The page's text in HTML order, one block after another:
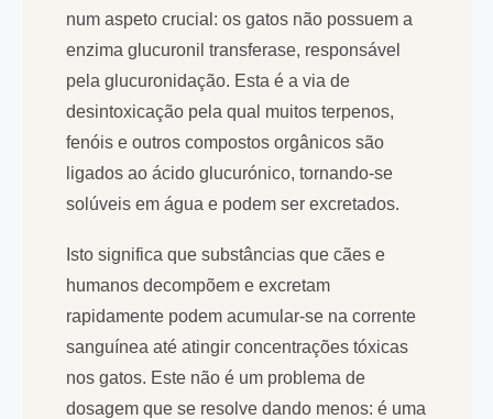
num aspeto crucial: os gatos não possuem a
enzima glucuronil transferase, responsável
pela glucuronidação. Esta é a via de
desintoxicação pela qual muitos terpenos,
fenóis e outros compostos orgânicos são
ligados ao ácido glucurónico, tornando-se
solúveis em água e podem ser excretados.
Isto significa que substâncias que cães e
humanos decompõem e excretam
rapidamente podem acumular-se na corrente
sanguínea até atingir concentrações tóxicas
nos gatos. Este não é um problema de
dosagem que se resolve dando menos: é uma